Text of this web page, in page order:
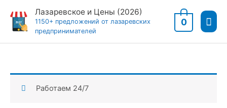
содержимому
Лазаревское и Цены (2026)
1150+ предложений от лазаревских
предпринимателей
0
Работаем 24/7